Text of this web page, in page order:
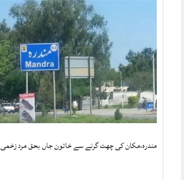
مندرہ،مکان کی چھت گرنے سے خاتون جاں بحق مرد زخمی